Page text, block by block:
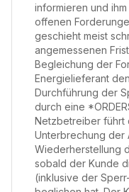
informieren und
offenen
geschieht meist
angemessenen
Begleichung der
Energielieferant
Durchführung der
durch eine
Netzbetreiber führt
Unterbrechung der
Wiederherstellung
sobald der Kunde
(inklusive der